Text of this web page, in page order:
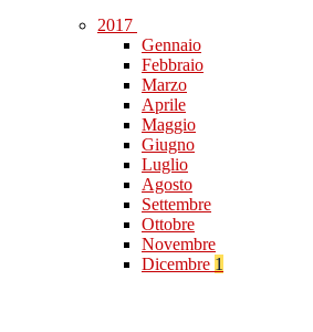
2017
Gennaio
Febbraio
Marzo
Aprile
Maggio
Giugno
Luglio
Agosto
Settembre
Ottobre
Novembre
Dicembre 1